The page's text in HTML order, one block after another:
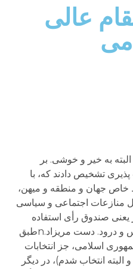
عالی
به خیر و خوشی. بر
تشخیص دادند که، با
خاص جهان و منطقه و میهن،
منازعات اجتماعی و سیاسی
صندوق رأی استفاده
کنند، تبریک و در عین حال سپاس و درود. دست مریزاد.nطبق
اسلامی، جز انتخابات
انتخاب شدم)، در دیگر